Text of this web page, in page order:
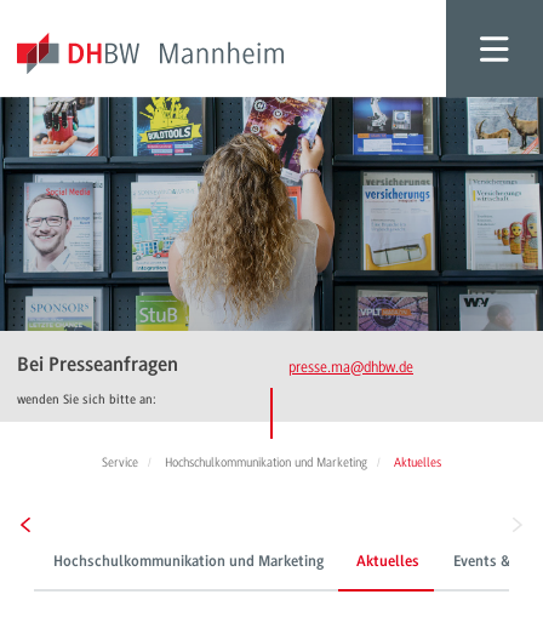
Bei Presseanfragen
wenden Sie sich bitte an:
presse.ma@dhbw.de
Service Hochschulkommunikation und Marketing Aktuelles
Hochschulkommunikation und Marketing Aktuelles Events &